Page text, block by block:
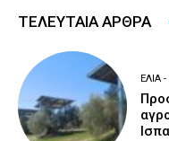
ΤΕΛΕΥΤΑΙΑ ΑΡΘΡΑ
ΕΛΙΆ